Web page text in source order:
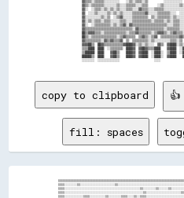
copy to clipboard
fill: spaces
▒▒▒▒▒▒▒▒▒▒▒▒▒▒▒▒▒▒▒▒▒▒▒▒▒▒▒▒▒▒▒▒▒▒▒▒▒▒▒▒▒▒▒▒▒▒▒▒▒▒▒▒▒▒▒▒▒▒▒▒▒▒▒▒▒▒▒▒▒▒▒▒▒▒▒▒▒▒▒▒▒▒▒▒▒▒▒▒▒▒▒▒▒▒▒▒▒▒▒▒▒▒▒▒▒▒▒▒▒▒▒▒▒▒▒▒▒▒▒▒▒▒▒▒▒▒▒▒▒▒▒▒▒▒▒▒▒▒▒▒▒▒▒▒▒▒▒▒▒▒
▒▒▒▒░░░░░░░░▒▒░░░░░░░░░░░░░░░░░░░░░░▒▒░░░░░░░░░░░░░░░░░░░░░░░░░░░░░░░░░░░░░░░░░░░░▒▒░░▒▒░░░░▒▒▒▒▒▒▒▒▒▒▒▒▒▒▒▒▒▒▒▒▒▒▓▓▓▓▓▓▓▓▒▒▒▒▒▒▒▒▒▒▒▒▒▒▒▒▒▒▒▒▒▒▒▒▒▒▒▒
▒▒▒▒░░░░░░░░░░░░░░░░░░░░░░░░░░░░░░░░░░░░░░░░░░░░░░░░▒▒░░░░░░░░▒▒░░░░░░▒▒░░░░░░░░░░░░░░░░░░░░░░░░░░░░░░▒▒░░░░▒▒██████▓▓██▓▓▓▓▓▓▒▒░░░░░░░░░░▒▒░░░░░░░░▒▒
▒▒▒▒░░░░░░░░░░░░░░░░░░░░░░░░░░░░░░░░░░░░░░░░░░░░░░░░░░▒▒░░░░░░░░░░░░░░░░░░░░░░▒▒░░░░░░░░░░▒▒░░░░▒▒░░░░░░░░▓▓▓▓▓▓▓▓▒▒▒▒▓▓▓▓▓▓▓▓▓▓▓▓░░░░░░░░░░░░▒▒░░░░▒▒
▒▒▒▒░░░░░░░░░░░░▒▒▒▒░░░░░░░░░░▒▒░░░░░░░░▒▒▒▒░░░░▒▒░░▒▒▒▒░░░░░░░░░░░░░░░░░░░░░░░░░░░░░░░░░░░░░░░░░░░░░░░░██▓▓▒▒▒▒▓▓██████▓▓██▓▓▓▓████░░░░░░░░░░░░░░░░▒▒
▒▒▒▒░░░░░░░░░░░░▓▓░░░░░░░░░░░░░░░░░░░░░░▒▒▓▓░░▒▒░░░░▓▓▒▒░░▒▒░░░░▒▒░░░░░░░░░░░░░░░░░░░░░░░░░░░░░░░░░░░░██████▒▒▓▓██████▓▓▓▓▓▓██▓▓████▓▓▒▒▒▒▒▒▒▒▒▒▒▒▒▒▒▒
▒▒▒▒░░░░░░░░░░░░▒▒░░░░░░░░▒▒▒▒▒▒▒▒▒▒▓▓▓▓▒▒▒▒░░▒▒▒▒▒▒▓▓▒▒▒▒▓▓░░░░░░▒▒░░░░░░▒▒░░░░░░░░░░░░░░░░░░░░░░░░▓▓████▓▓▒▒▓▓▓▓▓▓▓▓▓▓▓▓▓▓▓▓▓▓██████▓▓░░░░░░░░░░░░▒▒
▒▒▒▒░░░░░░░░░░░░░░▒▒░░░░▓▓░░▒▒▒▒▓▓▓▓▓▓▒▒▓▓▒▒▓▓░░▓▓▒▒▓▓▒▒░░▒▒░░░░░░░░░░░░░░░░░░░░░░░░░░░░░░░░░░░░░░▒▒██████▓▓▓▓▓▓▓▓▓▓▓▓▒▒▒▒▓▓▓▓▓▓████▓▓▓▓▒▒░░░░░░░░░░▒▒
▒▒▒▒░░░░░░░░░░░░░░░░▒▒░░▓▓▒▒▒▒▒▒▒▒▒▒▒▒▒▒▓▓▒▒▓▓▒▒▒▒▒▒▓▓░░▒▒▓▓░░░░░░░░░░░░░░░░░░░░░░░░░░░░░░░░░░░░░░████████▓▓▒▒▓▓▓▓▓▓▒▒▒▒▒▒▒▒▓▓▓▓▓▓▓▓▓▓▓▓▓▓░░░░░░▒▒▒▒▒▒
▒▒▒▒▒▒░░░░▒▒░░░░░░░░░░▓▓░░░░▒▒░░░░▒▒▒▒▒▒▒▒▒▒░░░░░░░░░░░░▒▒▒▒░░░░░░░░░░░░░░░░░░░░░░░░░░░░░░░░░░░░▒▒████▓▓██▓▓▒▒▓▓▓▓▓▓▒▒▒▒▒▒▒▒▒▒▓▓▓▓▓▓▓▓▓▓▓▓▒▒░░▒▒░░░░▒▒
▒▒▒▒░░░░░░░░░░░░░░▒▒░░▓▓░░░░▓▓▒▒░░░░░░▒▒░░▒▒▒▒░░░░░░░░░░▓▓▒▒░░░░░░░░░░░░░░░░░░░░░░░░░░░░░░░░░░░░▓▓████████▓▓▒▒▒▒▓▓▓▓▓▓▒▒▓▓▓▓▓▓▓▓▓▓▓▓▓▓▓▓▓▓▓▓░░░░░░▒▒▒▒
▒▒▒▒░░▒▒░░░░░░░░░░░░▒▒▓▓░░░░▓▓▒▒▒▒▓▓▓▓▒▒░░░░▒▒▒▒░░▒▒▒▒░░▒▒▒▒░░░░░░░░░░▒▒░░░░░░░░░░░░░░░░░░░░░░░░████████████▒▒▒▒▓▓▓▓▓▓▒▒▒▒▒▒▒▒▓▓▓▓▓▓▓▓▓▓▓▓▓▓░░░░░░▒▒▒▒
▒▒▒▒▒▒░░░░░░░░░░▒▒▒▒▒▒▒▒░░░░▓▓░░▓▓▒▒▒▒▒▒░░░░▒▒▒▒▒▒▒▒░░░░░░░░░░░░░░░░▒▒░░▒▒░░░░░░░░░░░░░░░░░░░░░░████████████▒▒▒▒▒▒▒▒▒▒▒▒▒▒▒▒▓▓██▓▓▓▓▓▓▓▓▓▓▓▓▒▒▒▒░░▒▒▒▒
▒▒▒▒░░░░░░░░░░░░░░░░░░░░░░░░░░░░░░░░░░▒▒░░░░░░░░▒▒░░░░░░░░░░░░░░░░░░░░░░░░░░░░░░░░░░░░░░▒▒░░░░▒▒████▓▓▒▒▒▒▒▒░░▒▒▒▒░░░░▒▒░░░░░░░░▒▒▓▓▒▒▒▒▒▒██▓▓░░░░▒▒▒▒
▒▒▒▒░░░░░░░░░░░░░░░░░░░░░░░░▒▒░░░░░░░░▒▒▒▒▒▒░░▒▒▒▒░░░░░░░░▒▒░░░░▒▒░░░░░░░░░░▒▒░░░░░░░░░░░░░░░░▓▓██▓▓▒▒▒▒▒▒▒▒▒▒▒▒▒▒░░░░▒▒░░░░░░░░▒▒▓▓▒▒▒▒░░▓▓▓▓░░░░▒▒▒▒
▒▒▒▒░░░░░░░░░░░░▒▒░░░░░░░░░░▓▓▒▒▒▒▒▒░░▒▒▒▒▒▒░░▒▒▒▒▒▒░░░░░░░░░░░░░░░░░░░░░░░░░░░░░░░░░░░░░░░░░░▓▓▓▓▓▓▒▒▒▒▒▒▒▒▒▒▒▒▒▒░░░░▒▒░░░░░░▒▒▓▓▓▓▒▒▒▒░░▓▓▓▓░░▒▒▒▒▒▒
▒▒▒▒░░░░░░░░░░░░░░░░░░░░░░░░▓▓▒▒▓▓▒▒▒▒░░▒▒▓▓░░▒▒▒▒▒▒░░░░░░░░░░░░░░░░░░░░░░░░░░░░░░░░░░░░░░░░░░▒▒▓▓▓▓▓▓▓▓▓▓▓▓▒▒▒▒▒▒░░░░▒▒▒▒░░░░░░██▓▓▓▓▒▒░░▓▓▓▓░░▒▒▒▒▒▒
▒▒▒▒░░░░░░░░░░░░░░▒▒▒▒▒▒░░▒▒▒▒░░▒▒▒▒░░▒▒▒▒▒▒▒▒▒▒░░▒▒▒▒▒▒▒▒▒▒▒▒▒▒░░░░░░░░░░░░░░░░░░░░░░░░░░░░░░▒▒▒▒▒▒▒▒▓▓▓▓▒▒▒▒▒▒░░░░░░▒▒░░░░░░░░▓▓▒▒▒▒▓▓▓▓▒▒▒▒░░░░▒▒▒▒
▒▒▒▒▒▒░░░░▒▒░░░░▓▓▒▒░░▒▒▒▒▓▓▒▒░░▒▒░░▓▓░░▒▒▓▓░░▒▒▓▓▒▒▒▒░░▓▓▒▒▒▒▓▓░░░░░░░░░░░░░░░░░░░░░░░░░░░░▒▒▒▒▒▒▒▒▒▒▒▒▓▓▒▒▒▒▒▒░░░░▒▒▒▒░░░░░░░░▓▓▓▓▒▒▓▓▓▓▒▒▒▒░░░░▒▒▒▒
▒▒▒▒░░░░░░░░░░░░▓▓▒▒▒▒▒▒░░▓▓▒▒░░▒▒░░▓▓▒▒░░▓▓▒▒▒▒▒▒▓▓▒▒░░▓▓▓▓░░▓▓░░░░░░░░░░░░░░░░░░░░░░░░░░░░░░▒▒▒▒▒▒▒▒▒▒▓▓▓▓▓▓▒▒▒▒░░▒▒░░░░░░░░░░▒▒▓▓▓▓▓▓▓▓▒▒▒▒░░░░▓▓▒▒
▒▒▒▒░░░░░░░░░░░░▓▓░░░░░░░░▓▓▒▒░░░░░░▓▓░░░░▓▓░░░░░░▒▒▓▓░░▓▓▒▒░░▒▒░░░░░░▒▒▒▒▒▒░░░░░░░░░░░░░░░░░░▒▒▒▒▒▒▒▒▒▒██▓▓▓▓▓▓▓▓▓▓▓▓▓▓▓▓▒▒░░░░▒▒▒▒▓▓▓▓▓▓▓▓▒▒░░░░▓▓▒▒
▒▒▒▒░░░░░░░░░░░░▒▒░░░░▒▒░░▓▓▒▒▒▒░░░░▓▓░░░░▓▓░░▒▒▒▒░░▒▒░░▓▓▒▒░░▓▓░░░░▒▒░░▒▒▒▒▒▒░░░░░░░░▒▒░░░░░░░░▒▒▒▒▒▒▒▒██▓▓▓▓▒▒▒▒▒▒▒▒▓▓▓▓▓▓▒▒▒▒▒▒▒▒▓▓▓▓▓▓▓▓▓▓░░░░▒▒▓▓
▒▒▒▒░░░░░░░░░░░░░░░░▒▒░░░░░░░░░░░░░░░░░░░░░░▒▒░░░░▒▒░░░░▒▒▒▒░░▒▒░░░░░░▒▒▒▒▒▒▒▒░░░░░░▒▒▒▒▒▒▒▒░░░░▒▒▒▒▒▒██▓▓▓▓▓▓▒▒▒▒▒▒▒▒▒▒▒▒▒▒░░▒▒░░▒▒▓▓▓▓▓▓▓▓▒▒░░░░▓▓▒▒
▒▒▒▒░░░░░░░░░░░░░░░░░░░░░░░░░░░░░░░░░░░░░░░░░░░░░░░░░░▒▒░░▒▒░░░░░░░░░░▒▒▒▒▒▒▒▒▒▒░░▒▒░░▒▒▒▒▒▒░░░░▒▒▒▒▒▒██▓▓▓▓▓▓▒▒▒▒▒▒▒▒▒▒▒▒▒▒▒▒░░░░▒▒██▓▓▓▓▓▓░░░░░░▓▓▒▒
▒▒▒▒░░░░░░░░░░░░▒▒░░░░▒▒▓▓████▓▓▒▒▒▒░░░░░░░░░░░░░░░░░░░░▒▒░░░░░░░░░░▒▒▒▒▒▒▒▒▒▒▒▒░░▒▒▒▒▒▒▒▒▓▓░░░░▒▒▒▒████▓▓▓▓▓▓▒▒▒▒▒▒▒▒▒▒▒▒▒▒░░░░░░▒▒████▓▓▓▓░░░░▒▒▓▓▒▒
▒▒▒▒░░░░░░░░░░░░░░▒▒▓▓▓▓██▓▓▓▓██████▓▓░░░░░░░░░░░░░░░░░░░░░░░░▒▒▒▒░░░░▒▒▒▒▒▒▒▒▒▒▒▒▒▒▒▒▒▒░░▒▒░░▒▒▒▒▓▓██▒▒▒▒▓▓▓▓▒▒▒▒▒▒▒▒▒▒▒▒▒▒░░░░░░▓▓████▓▓▒▒░░░░░░▓▓▒▒
▒▒▒▒░░░░░░░░░░░░▓▓██▒▒▒▒▒▒▒▒▓▓▓▓██▓▓▓▓▓▓▒▒░░░░░░░░░░░░░░▒▒▒▒▒▒▒▒▒▒░░▒▒▒▒▒▒▓▓▓▓▓▓▓▓▒▒▒▒░░▒▒▒▒▒▒▒▒▒▒▓▓▒▒    ▒▒▒▒▒▒▒▒▒▒▒▒▒▒▒▒▒▒▒▒▒▒▒▒▒▒▓▓████░░░░░░░░▓▓▒▒
▒▒▒▒▒▒░░░░░░░░▓▓██▓▓░░▒▒▓▓▓▓████▓▓▓▓▓▓▓▓▓▓▒▒░░░░░░░░▒▒▒▒▒▒▒▒▒▒░░░░▒▒▓▓▓▓▓▓▒▒▓▓▒▒▓▓▒▒░░░░▓▓▓▓██▓▓                                    ░░▒▒▓▓░░░░░░░░▓▓▒▒
▒▒▒▒░░░░░░░░▒▒██▓▓▓▓▒▒▓▓████████▓▓▓▓▓▓▓▓▓▓██░░░░░░░░░░▒▒░░▒▒▒▒░░░░▒▒▓▓▓▓▓▓▒▒▓▓▓▓▓▓▓▓▒▒░░▒▒██▒▒░░░░░░░░░░░░░░░░░░░░░░░░░░░░░░░░░░░░░░░░  ▓▓▒▒░░░░░░▓▓▒▒
▒▒▒▒░░░░▒▒░░▓▓██▒▒▒▒▓▓████▓▓▓▓▓▓▓▓▓▓▓▓▓▓▓▓██▓▓░░░░░░░░░░▒▒▒▒▒▒▒▒▓▓▒▒░░▓▓▓▓▓▓▓▓▓▓▓▓▓▓▒▒░░░░░░██████████████▓▓▓▓▓▓██████▓▓████████████▓▓▒▒░░▓▓░░░░░░▓▓▒▒
▒▒▒▒░░▒▒░░▓▓██▓▓▓▓▒▒██████▓▓▓▓▓▓▓▓▒▒▒▒▓▓▓▓████▒▒░░░░░░░░░░░░░░▒▒░░░░░░▓▓▓▓▒▒▓▓▓▓▓▓▒▒▒▒▒▒░░░░██████████▓▓██▓▓▓▓▓▓▓▓██████████████████▓▓▒▒  ▓▓░░░░░░▓▓▒▒
▒▒▒▒░░░░▒▒▓▓▓▓▓▓▒▒▒▒██████▓▓▓▓▒▒▒▒░░▒▒▓▓▓▓▓▓████░░░░░░░░░░░░░░░░▒▒▒▒▓▓▓▓▓▓▒▒░░▓▓▓▓▒▒▓▓▒▒▒▒▒▒██▒▒██▓▓▓▓▒▒▓▓▓▓▓▓▓▓▓▓██████████▓▓████████▒▒  ▒▒▒▒░░░░▓▓▒▒
▒▒▒▒░░░░▓▓▓▓▓▓▓▓▓▓▓▓▓▓▓▓▓▓▓▓▓▓▒▒░░░░░░▒▒▓▓▓▓▓▓▒▒▒▒░░░░▒▒░░░░▒▒▒▒▒▒▓▓▓▓▓▓▓▓▓▓▓▓▓▓▓▓▓▓▓▓▒▒▒▒▒▒▒▒▒▒▓▓▓▓████████▓▓▓▓▓▓▓▓████████▓▓████████░░  ░░▒▒░░░░▓▓▒▒
▒▒░░░░▒▒████▓▓▓▓▓▓▓▓▓▓▓▓▓▓▓▓▓▓▒▒▒▒░░░░▒▒▓▓▓▓▒▒▓▓▓▓░░░░░░▒▒▒▒▒▒▒▒▒▒▒▒▒▒▓▓▓▓▓▓▓▓▓▓▓▓▓▓▓▓▒▒▒▒▓▓▓▓▒▒▓▓▓▓▓▓▓▓▓▓▓▓▓▓▓▓▓▓▓▓██████████████████▒▒  ░░▒▒░░░░▓▓▒▒